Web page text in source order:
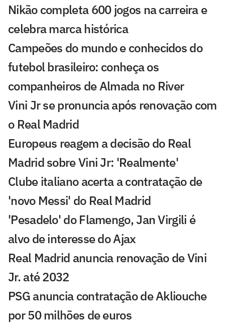
Nikão completa 600 jogos na carreira e
celebra marca histórica
Campeões do mundo e conhecidos do
futebol brasileiro: conheça os
companheiros de Almada no River
Vini Jr se pronuncia após renovação com
o Real Madrid
Europeus reagem a decisão do Real
Madrid sobre Vini Jr: 'Realmente'
Clube italiano acerta a contratação de
'novo Messi' do Real Madrid
'Pesadelo' do Flamengo, Jan Virgili é
alvo de interesse do Ajax
Real Madrid anuncia renovação de Vini
Jr. até 2032
PSG anuncia contratação de Akliouche
por 50 milhões de euros